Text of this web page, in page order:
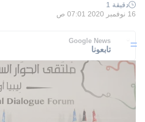
دقيقة 1
16 نوفمبر 2020 07:01 ص
Google News
تابعونا